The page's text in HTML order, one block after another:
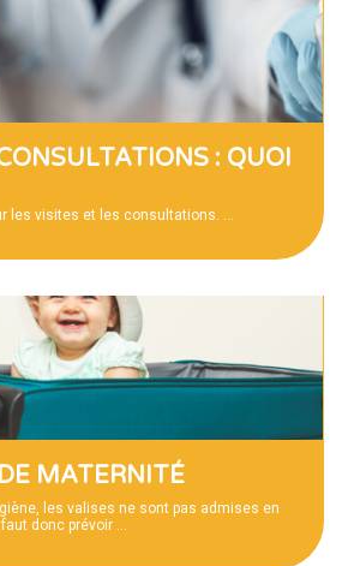
: QUOI
les visites et les consultations. …
MATERNITÉ
les valises ne sont pas admises en
donc prévoir …